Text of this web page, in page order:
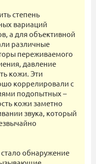
степень
вариаций
а для объективной
различные
переживаемого
давление
кожи. Эти
коррелировали с
подопытных –
кожи заметно
звука, который
обнаружение